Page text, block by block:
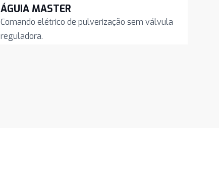
ÁGUIA MASTER
Comando elétrico de pulverização sem válvula
reguladora.